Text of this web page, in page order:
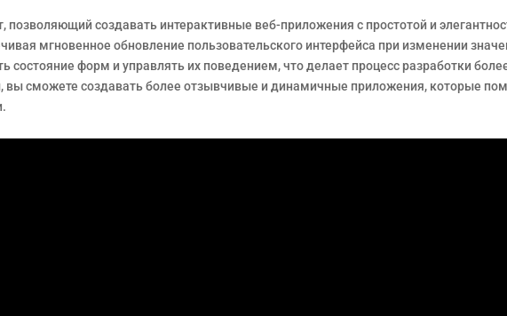
создавать интерактивные веб-приложения с простотой и
мгновенное обновление пользовательского интерфейса при изменении
состояние форм и управлять их поведением, что делает процесс разработки
сможете создавать более отзывчивые и динамичные приложения, которые